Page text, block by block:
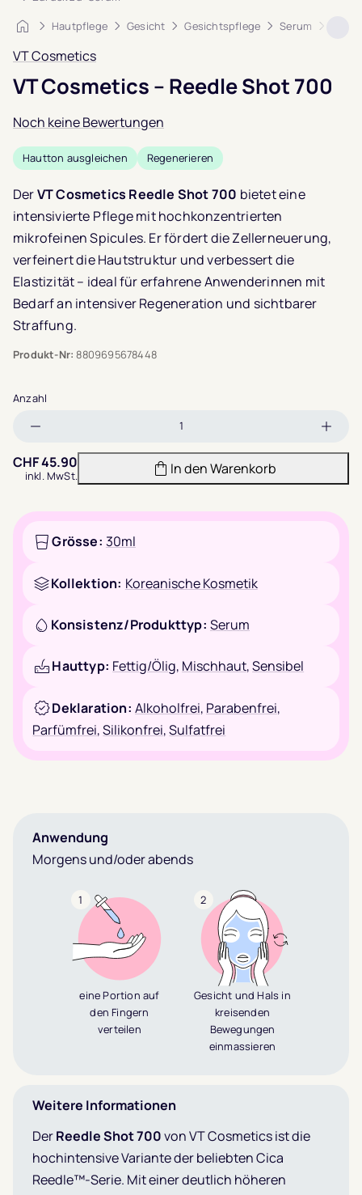
Startseite
Hautpflege Gesicht Gesichtspflege Serum
VT Cosmetics
VT Cosmetics – Reedle Shot 700
Noch keine Bewertungen
Hautton ausgleichen Regenerieren
DerVT Cosmetics Reedle Shot 700 bietet eine
intensivierte Pflege mit hochkonzentrierten
mikrofeinen Spicules. Er fördert die Zellerneuerung,
verfeinert die Hautstruktur und verbessert die
Elastizität – ideal für erfahrene Anwenderinnen mit
Bedarf an intensiver Regeneration und sichtbarer
Straffung.
Produkt-Nr: 8809695678448
Anzahl
verringern
CHF45.90
inkl. MwSt. In den Warenkorb
Grösse: 30ml
Kollektion: Koreanische Kosmetik
Konsistenz/Produkttyp: Serum
Hauttyp: Fettig/Ölig, Mischhaut,Sensibel
Deklaration: Alkoholfrei, Parabenfrei,
Parfümfrei,Silikonfrei,Sulfatfrei
Anwendung
Morgens und/oder abends
1
eine Portion auf
den Fingern
verteilen
2
Gesicht und Hals in
kreisenden
Bewegungen
einmassieren
Weitere Informationen
DerReedle Shot 700von VT Cosmetics ist die
hochintensive Variante der beliebten Cica
Reedle™-Serie. Mit einer deutlich höheren